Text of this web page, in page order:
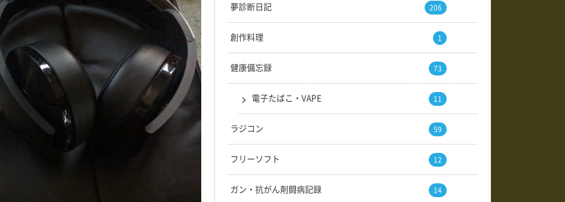
夢診断日記 206
創作料理 1
健康備忘録 73
電子たばこ・VAPE 11
ラジコン 59
フリーソフト 12
ガン・抗がん剤闘病記録 14